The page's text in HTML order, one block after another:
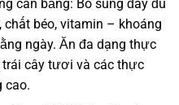
cân bằng: Bổ sung đầy đủ
béo, vitamin – khoáng
ngày. Ăn đa dạng thực
trái cây tươi và các thực
cao.